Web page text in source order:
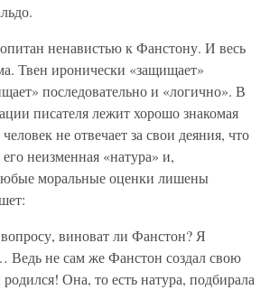
ненавистью к Фанстону. И весь
Твен иронически «защищает»
последовательно и «логично». В
писателя лежит хорошо знакомая
не отвечает за свои деяния, что
неизменная «натура» и,
моральные оценки лишены
виноват ли Фанстон? Я
Ведь не сам же Фанстон создал свою
Она, то есть натура, подбирала